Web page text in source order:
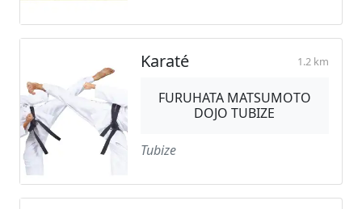
Karaté 1.2 km
FURUHATA MATSUMOTO
DOJO TUBIZE
Tubize